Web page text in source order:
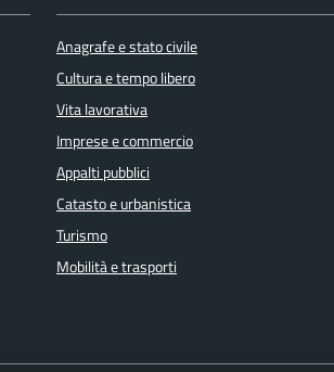
Anagrafe e stato civile
Cultura e tempo libero
Vita lavorativa
Imprese e commercio
Appalti pubblici
Catasto e urbanistica
Turismo
Mobilità e trasporti